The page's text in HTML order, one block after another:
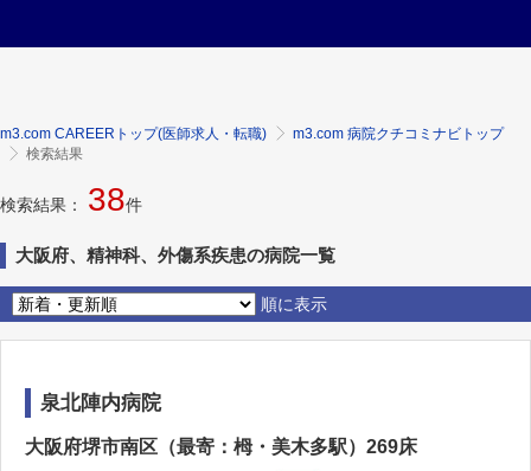
m3.com CAREERトップ(医師求人・転職)
m3.com 病院クチコミナビトップ
検索結果
検索結果： 38件
大阪府、精神科、外傷系疾患の病院一覧
順に表示
泉北陣内病院
大阪府堺市南区（最寄：栂・美木多駅）269床